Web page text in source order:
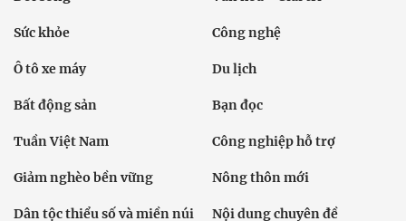
Sức khỏe Công nghệ
Ô tô xe máy Du lịch
Bất động sản Bạn đọc
Tuần Việt Nam Công nghiệp hỗ trợ
Giảm nghèo bền vững Nông thôn mới
Dân tộc thiểu số và miền núi Nội dung chuyên đề